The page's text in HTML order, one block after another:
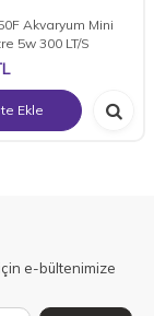
Akvaryum Mini
5w 300 LT/S
Ekle
e-bültenimize